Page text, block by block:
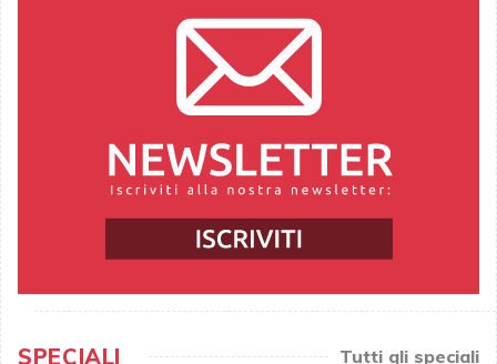
SPECIALI Tutti gli speciali